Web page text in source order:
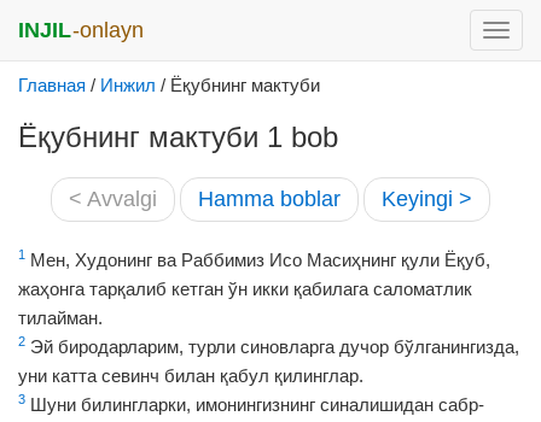
меню
INJIL-onlayn
Главная / Инжил / Ёқубнинг мактуби
Ёқубнинг мактуби 1 bob
< Avvalgi Hamma boblar Keyingi >
1
Мен, Худонинг ва Раббимиз Исо Масиҳнинг қули Ёқуб,
жаҳонга тарқалиб кетган ўн икки қабилага саломатлик
тилайман.
2 Эй биродарларим, турли синовларга дучор бўлганингизда,
уни катта севинч билан қабул қилинглар.
3 Шуни билингларки, имонингизнинг синалишидан сабр-